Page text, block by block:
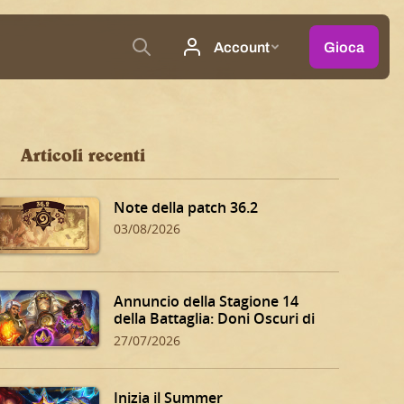
Articoli recenti
Note della patch 36.2
03/08/2026
Annuncio della Stagione 14
della Battaglia: Doni Oscuri di
Dalaran!
27/07/2026
Inizia il Summer